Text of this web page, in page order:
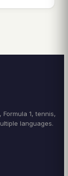
1, tennis,
languages.